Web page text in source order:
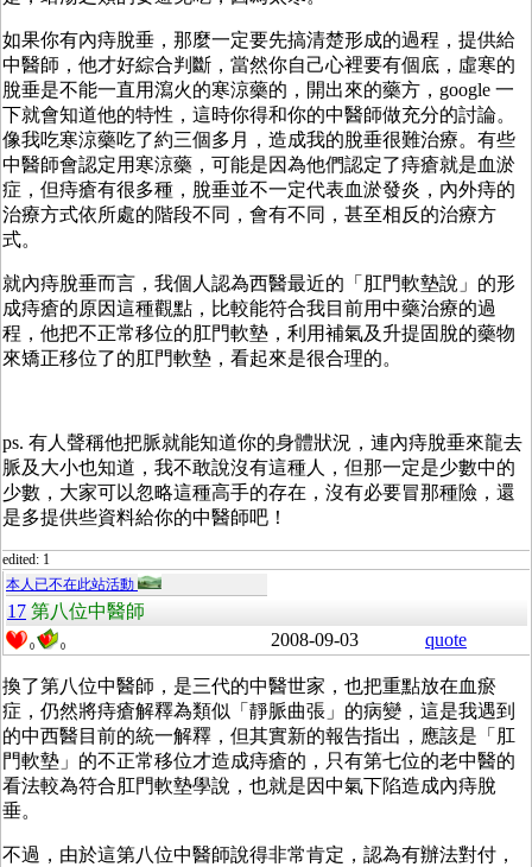
如果你有內痔脫垂，那麼一定要先搞清楚形成的過程，提供給
中醫師，他才好綜合判斷，當然你自己心裡要有個底，虛寒的
脫垂是不能一直用瀉火的寒涼藥的，開出來的藥方，google 一
下就會知道他的特性，這時你得和你的中醫師做充分的討論。
像我吃寒涼藥吃了約三個多月，造成我的脫垂很難治療。有些
中醫師會認定用寒涼藥，可能是因為他們認定了痔瘡就是血淤
症，但痔瘡有很多種，脫垂並不一定代表血淤發炎，內外痔的
治療方式依所處的階段不同，會有不同，甚至相反的治療方
式。
就內痔脫垂而言，我個人認為西醫最近的「肛門軟墊說」的形
成痔瘡的原因這種觀點，比較能符合我目前用中藥治療的過
程，他把不正常移位的肛門軟墊，利用補氣及升提固脫的藥物
來矯正移位了的肛門軟墊，看起來是很合理的。
ps. 有人聲稱他把脈就能知道你的身體狀況，連內痔脫垂來龍去
脈及大小也知道，我不敢說沒有這種人，但那一定是少數中的
少數，大家可以忽略這種高手的存在，沒有必要冒那種險，還
是多提供些資料給你的中醫師吧！
edited: 1
本人已不在此站活動
17 第八位中醫師
0 0 2008-09-03 quote
換了第八位中醫師，是三代的中醫世家，也把重點放在血瘀
症，仍然將痔瘡解釋為類似「靜脈曲張」的病變，這是我遇到
的中西醫目前的統一解釋，但其實新的報告指出，應該是「肛
門軟墊」的不正常移位才造成痔瘡的，只有第七位的老中醫的
看法較為符合肛門軟墊學說，也就是因中氣下陷造成內痔脫
垂。
不過，由於這第八位中醫師說得非常肯定，認為有辦法對付，